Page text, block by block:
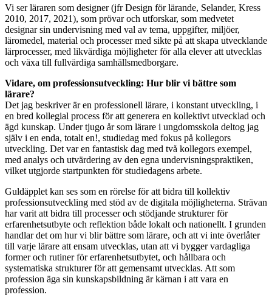
Vi ser läraren som designer (jfr Design för lärande, Selander, Kress
2010, 2017, 2021), som prövar och utforskar, som medvetet
designar sin undervisning med val av tema, uppgifter, miljöer,
läromedel, material och processer med sikte på att skapa utvecklande
lärprocesser, med likvärdiga möjligheter för alla elever att utvecklas
och växa till fullvärdiga samhällsmedborgare.
Vidare, om professionsutveckling: Hur blir vi bättre som
lärare?
Det jag beskriver är en professionell lärare, i konstant utveckling, i
en bred kollegial process för att generera en kollektivt utvecklad och
ägd kunskap. Under tjugo år som lärare i ungdomsskola deltog jag
själv i en enda, totalt en!, studiedag med fokus på kollegors
utveckling. Det var en fantastisk dag med två kollegors exempel,
med analys och utvärdering av den egna undervisningspraktiken,
vilket utgjorde startpunkten för studiedagens arbete.
Guldäpplet kan ses som en rörelse för att bidra till kollektiv
professionsutveckling med stöd av de digitala möjligheterna. Strävan
har varit att bidra till processer och stödjande strukturer för
erfarenhetsutbyte och reflektion både lokalt och nationellt. I grunden
handlar det om hur vi blir bättre som lärare, och att vi inte överlåter
till varje lärare att ensam utvecklas, utan att vi bygger vardagliga
former och rutiner för erfarenhetsutbytet, och hållbara och
systematiska strukturer för att gemensamt utvecklas. Att som
profession äga sin kunskapsbildning är kärnan i att vara en
profession.